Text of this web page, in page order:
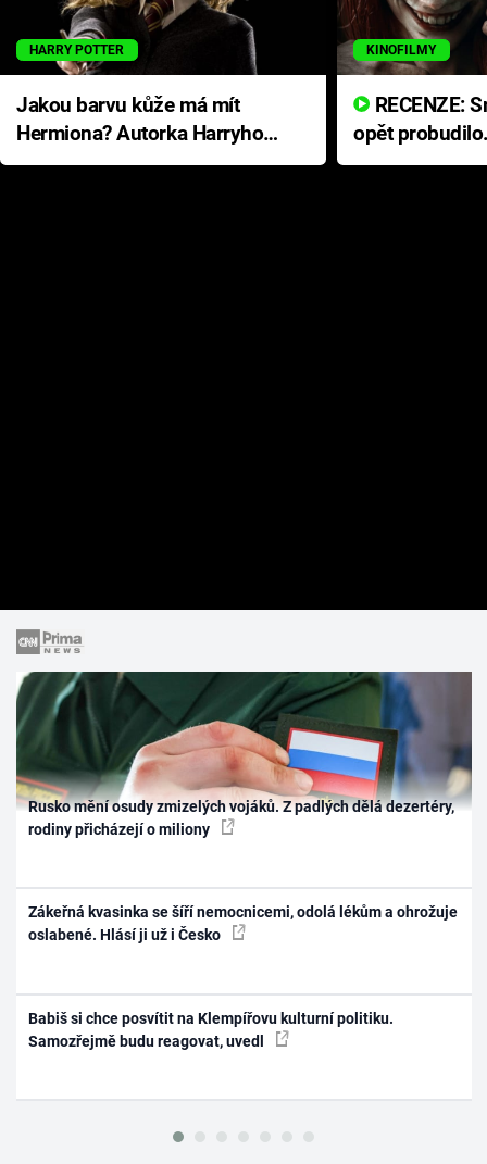
HARRY POTTER
Jakou barvu kůže má mít
Hermiona? Autorka Harryho
Pottera přišla s ráznou
KINOFILMY
opět
přichází s
Rusko mění osudy zmizelých vojáků. Z padlých dělá dezertéry,
rodiny přicházejí o miliony
Zákeřná kvasinka se šíří nemocnicemi, odolá lékům a ohrožuje
oslabené. Hlásí ji už i Česko
Babiš si chce posvítit na Klempířovu kulturní politiku.
Samozřejmě budu reagovat, uvedl